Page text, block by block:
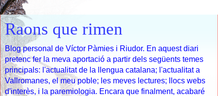
Raons que rimen
Blog personal de Víctor Pàmies i Riudor. En aquest diari
pretenc fer la meva aportació a partir dels següents temes
principals: l'actualitat de la llengua catalana; l'actualitat a
Vallromanes, el meu poble; les meves lectures; llocs webs
d'interès, i la paremiologia. Encara que finalment, acabaré